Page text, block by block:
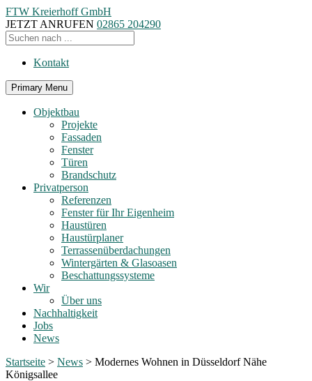
FTW Kreierhoff GmbH
JETZT ANRUFEN 02865 204290
Kontakt
Primary Menu
Objektbau
Projekte
Fassaden
Fenster
Türen
Brandschutz
Privatperson
Referenzen
Fenster für Ihr Eigenheim
Haustüren
Haustürplaner
Terrassenüberdachungen
Wintergärten & Glasoasen
Beschattungssysteme
Wir
Über uns
Nachhaltigkeit
Jobs
News
Startseite > News > Modernes Wohnen in Düsseldorf Nähe
Königsallee